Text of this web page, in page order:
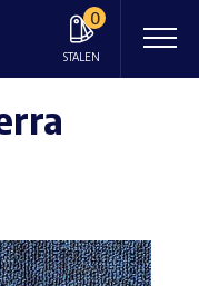
0
STALEN